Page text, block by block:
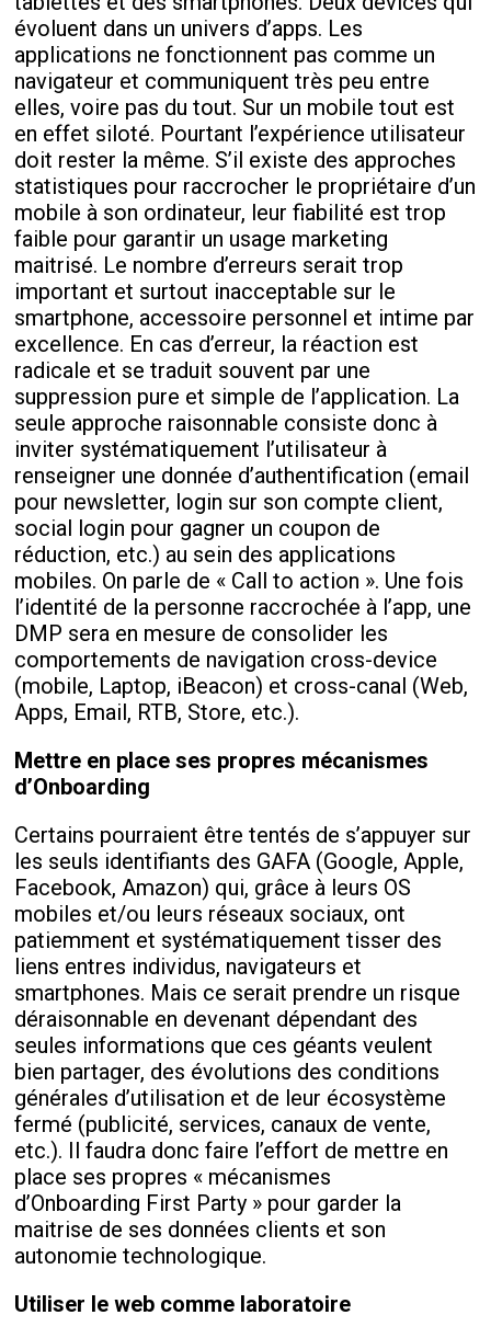
évoluent dans un univers d’apps. Les
applications ne fonctionnent pas comme un
navigateur et communiquent très peu entre
elles, voire pas du tout. Sur un mobile tout est
en effet siloté. Pourtant l’expérience utilisateur
doit rester la même. S’il existe des approches
statistiques pour raccrocher le propriétaire d’un
mobile à son ordinateur, leur fiabilité est trop
faible pour garantir un usage marketing
maitrisé. Le nombre d’erreurs serait trop
important et surtout inacceptable sur le
smartphone, accessoire personnel et intime par
excellence. En cas d’erreur, la réaction est
radicale et se traduit souvent par une
suppression pure et simple de l’application. La
seule approche raisonnable consiste donc à
inviter systématiquement l’utilisateur à
renseigner une donnée d’authentification (email
pour newsletter, login sur son compte client,
social login pour gagner un coupon de
réduction, etc.) au sein des applications
mobiles. On parle de « Call to action ». Une fois
l’identité de la personne raccrochée à l’app, une
DMP sera en mesure de consolider les
comportements de navigation cross-device
(mobile, Laptop, iBeacon) et cross-canal (Web,
Apps, Email, RTB, Store, etc.).
Mettre en place ses propres mécanismes
d’Onboarding
Certains pourraient être tentés de s’appuyer sur
les seuls identifiants des GAFA (Google, Apple,
Facebook, Amazon) qui, grâce à leurs OS
mobiles et/ou leurs réseaux sociaux, ont
patiemment et systématiquement tisser des
liens entres individus, navigateurs et
smartphones. Mais ce serait prendre un risque
déraisonnable en devenant dépendant des
seules informations que ces géants veulent
bien partager, des évolutions des conditions
générales d’utilisation et de leur écosystème
fermé (publicité, services, canaux de vente,
etc.). Il faudra donc faire l’effort de mettre en
place ses propres « mécanismes
d’Onboarding First Party » pour garder la
maitrise de ses données clients et son
autonomie technologique.
Utiliser le web comme laboratoire